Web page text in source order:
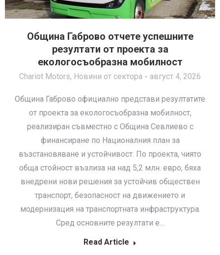
Община Габрово отчете успешните
резултати от проекта за
екологосъобразна мобилност
Chariot Motors, Новини от сектора август 4, 2026
Община Габрово официално представи резултатите
от проекта за екологосъобразна мобилност,
реализиран съвместно с Община Севлиево с
финансиране по Националния план за
възстановяване и устойчивост. По проекта, чиято
обща стойност възлиза на над 5,2 млн. евро, бяха
внедрени нови решения за устойчив обществен
транспорт, безопасност на движението и
модернизация на транспортната инфраструктура.
Сред основните резултати е…
Read Article